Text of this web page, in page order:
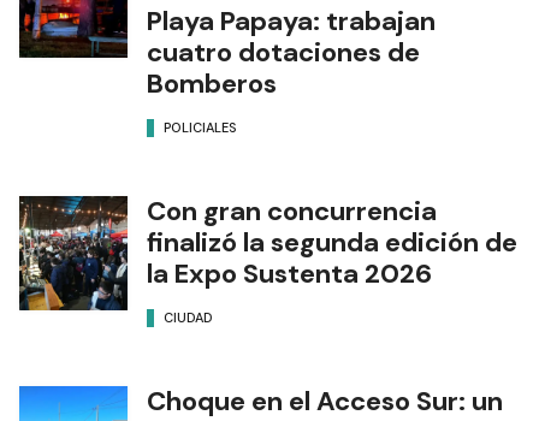
Playa Papaya: trabajan
cuatro dotaciones de
Bomberos
POLICIALES
Con gran concurrencia
finalizó la segunda edición de
la Expo Sustenta 2026
CIUDAD
Choque en el Acceso Sur: un